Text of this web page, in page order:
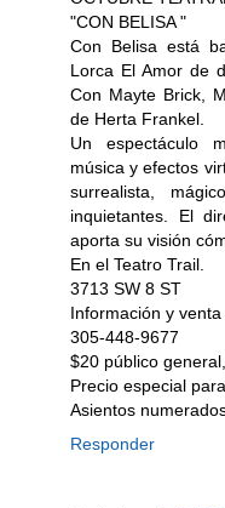
"CON BELISA "
Con Belisa está
Lorca El Amor de
Con Mayte Brick,
de Herta Frankel.
Un espectáculo
música y efectos
surrealista,
inquietantes. El
aporta su visión
En el Teatro Trail.
3713 SW 8 ST
Información y
305-448-9677
$20 público
Precio especial
Asientos
Responder